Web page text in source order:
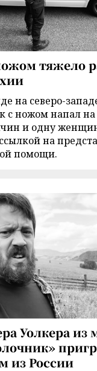
тяжело
на северо-
с ножом напал
и одну
на
помощи.
Уолкера из
из России